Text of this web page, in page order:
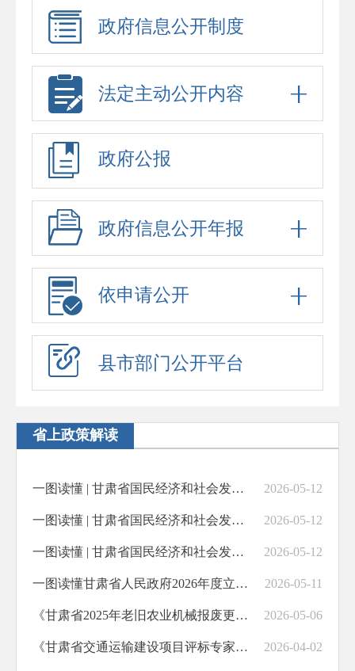
政府信息公开制度
法定主动公开内容
政府公报
政府信息公开年报
依申请公开
县市部门公开平台
省上政策解读
一图读懂 | 甘肃省国民经济和社会发展第十五个五年规划纲要③ 2026-05-12
一图读懂 | 甘肃省国民经济和社会发展第十五个五年规划纲要② 2026-05-12
一图读懂 | 甘肃省国民经济和社会发展第十五个五年规划纲要① 2026-05-12
一图读懂甘肃省人民政府2026年度立法工作计划 2026-05-11
《甘肃省2025年老旧农业机械报废更新补贴专项行动方案政策解读》 2026-05-06
《甘肃省交通运输建设项目评标专家库和评标专家管理实施细则》政策解读 2026-04-02